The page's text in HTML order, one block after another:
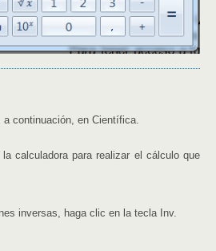
a continuación, en Científica.
calculadora para realizar el cálculo que
inversas, haga clic en la tecla Inv.